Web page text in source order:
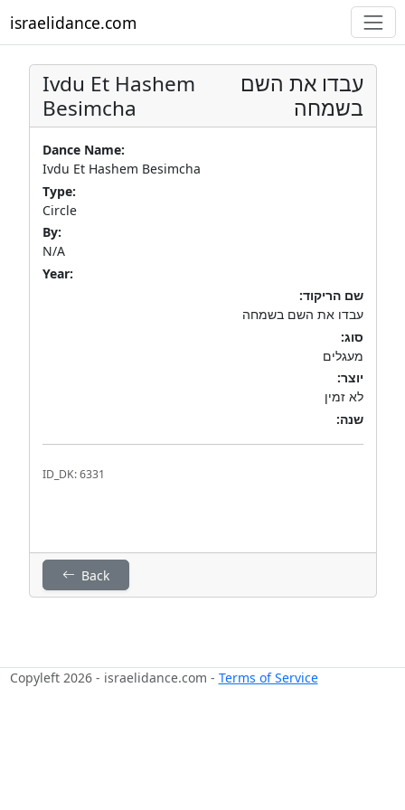
israelidance.com
Ivdu Et Hashem
Besimcha
עבדו את השם
בשמחה
Dance Name:
Ivdu Et Hashem Besimcha
Type:
Circle
By:
N/A
Year:
שם הריקוד:
עבדו את השם בשמחה
סוג:
מעגלים
יוצר:
לא זמין
שנה:
ID_DK: 6331
Back
Copyleft 2026 - israelidance.com - Terms of Service